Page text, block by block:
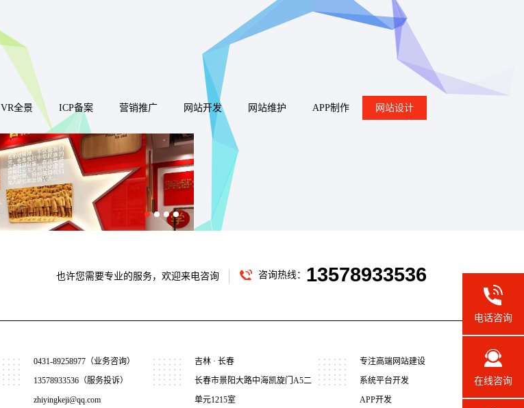
VR全景 ICP备案 营销推广 网站开发 网站维护 APP制作 网站设计
也许您需要专业的服务，欢迎来电咨询 咨询热线： 13578933536
0431-89258977（业务咨询）
13578933536（服务投诉）
zhiyingkeji@qq.com
吉林 · 长春
长春市景阳大路中海凯旋门A5二
单元1215室
专注高端网站建设
系统平台开发
APP开发
电话咨询
在线咨询